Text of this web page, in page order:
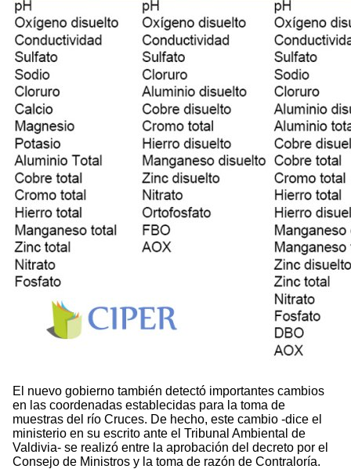
El nuevo gobierno también detectó importantes cambios
en las coordenadas establecidas para la toma de
muestras del río Cruces. De hecho, este cambio -dice el
ministerio en su escrito ante el Tribunal Ambiental de
Valdivia- se realizó entre la aprobación del decreto por el
Consejo de Ministros y la toma de razón de Contraloría.